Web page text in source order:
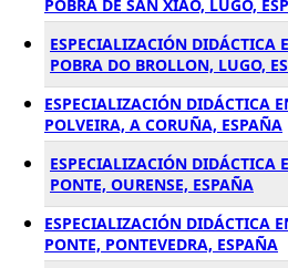
POBRA DE SAN XIAO, LUGO,
ESPECIALIZACIÓN DIDÁCTICA
POBRA DO BROLLON, LUGO,
ESPECIALIZACIÓN DIDÁCTICA
POLVEIRA, A CORUÑA, ESPAÑA
ESPECIALIZACIÓN DIDÁCTICA
PONTE, OURENSE, ESPAÑA
ESPECIALIZACIÓN DIDÁCTICA
PONTE, PONTEVEDRA, ESPAÑA